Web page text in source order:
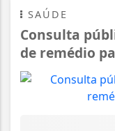
SAÚDE
Consulta
de remédio